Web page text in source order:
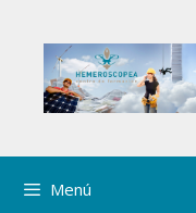
contenido
Menú